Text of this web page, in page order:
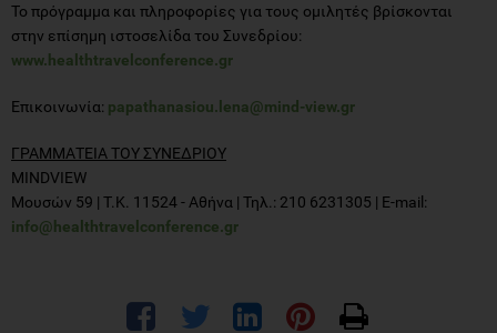
Το πρόγραμμα και πληροφορίες για τους ομιλητές βρίσκονται
στην επίσημη ιστοσελίδα του Συνεδρίου:
www.healthtravelconference.gr
Επικοινωνία: papathanasiou.lena@mind-view.gr
ΓΡΑΜΜΑΤΕΙΑ ΤΟΥ ΣΥΝΕΔΡΙΟΥ
MINDVIEW
Μουσών 59 | Τ.Κ. 11524 - Αθήνα | Τηλ.: 210 6231305 | E-mail:
info@healthtravelconference.gr